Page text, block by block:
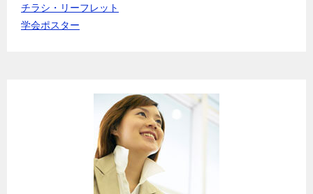
チラシ・リーフレット
学会ポスター